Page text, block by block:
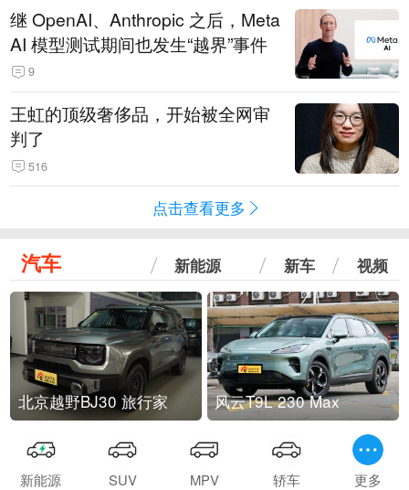
继 OpenAI、Anthropic 之后，Meta
AI 模型测试期间也发生“越界”事件
9
王虹的顶级奢侈品，开始被全网审
判了
516
点击查看更多
汽车 新能源 新车 视频
北京越野BJ30 旅行家 风云T9L 230 Max
新能源 SUV MPV 轿车 更多